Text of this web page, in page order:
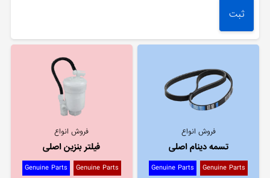
فروش انواع
تسمه دینام اصلی
Genuine Parts
Genuine Parts
فروش انواع
فیلتر بنزین اصلی
Genuine Parts
Genuine Parts